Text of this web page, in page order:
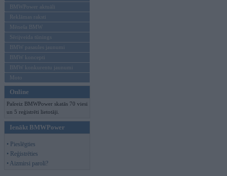
BMWPower aktuāli
Reklāmas raksti
Mēneša BMW
Sērijveida tūnings
BMW pasaules jaunumi
BMW koncepti
BMW konkurentu jaunumi
Moto
Online
Pašreiz BMWPower skatās 70 viesi
un 5 reģistrēti lietotāji.
Ienākt BMWPower
• Pieslēgties
• Reģistrēties
• Aizmirsi paroli?